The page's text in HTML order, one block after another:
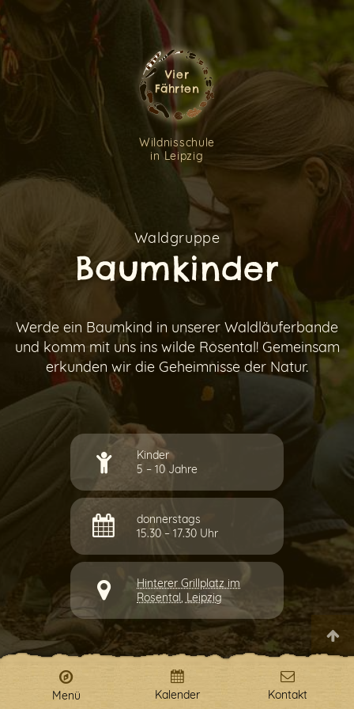
Menü Kalender Kontakt
Vier
Fährten
Wildnisschule
in Leipzig
Waldgruppe
Baumkinder
Werde ein Baumkind in unserer Waldläuferbande
und komm mit uns ins wilde Rosental! Gemeinsam
erkunden wir die Geheimnisse der Natur.
Kinder
5 – 10 Jahre
donnerstags
15.30 – 17.30 Uhr
Hinterer Grillplatz im
Rosental, Leipzig
Auf die Warteliste
Ein Fehler ist aufgetreten. Bitte überprüfe Deine
Internetverbindung.